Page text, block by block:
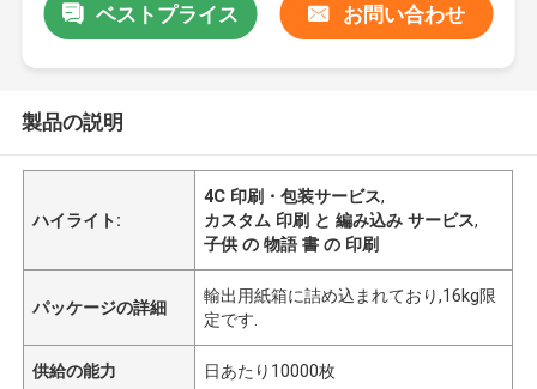
ベストプライス お問い合わせ
製品の説明
ハイライト:
4C 印刷・包装サービス,
カスタム 印刷 と 編み込み サービス,
子供 の 物語 書 の 印刷
パッケージの詳細
輸出用紙箱に詰め込まれており,16kg限
定です.
供給の能力 日あたり10000枚